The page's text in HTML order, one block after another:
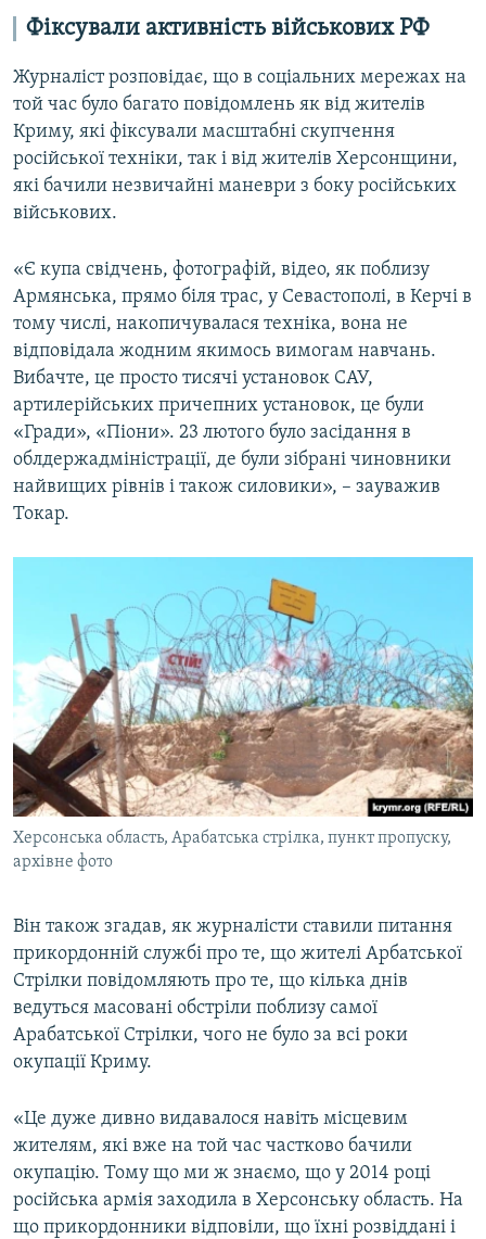
Фіксували активність військових РФ
Журналіст розповідає, що в соціальних мережах на
той час було багато повідомлень як від жителів
Криму, які фіксували масштабні скупчення
російської техніки, так і від жителів Херсонщини,
які бачили незвичайні маневри з боку російських
військових.
«Є купа свідчень, фотографій, відео, як поблизу
Армянська, прямо біля трас, у Севастополі, в Керчі в
тому числі, накопичувалася техніка, вона не
відповідала жодним якимось вимогам навчань.
Вибачте, це просто тисячі установок САУ,
артилерійських причепних установок, це були
«Гради», «Піони». 23 лютого було засідання в
облдержадміністрації, де були зібрані чиновники
найвищих рівнів і також силовики», – зауважив
Токар.
Херсонська область, Арабатська стрілка, пункт пропуску,
архівне фото
Він також згадав, як журналісти ставили питання
прикордонній службі про те, що жителі Арбатської
Стрілки повідомляють про те, що кілька днів
ведуться масовані обстріли поблизу самої
Арабатської Стрілки, чого не було за всі роки
окупації Криму.
«Це дуже дивно видавалося навіть місцевим
жителям, які вже на той час частково бачили
окупацію. Тому що ми ж знаємо, що у 2014 році
російська армія заходила в Херсонську область. На
що прикордонники відповіли, що їхні розвіддані і